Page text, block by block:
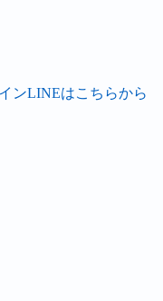
ンLINEはこちらから